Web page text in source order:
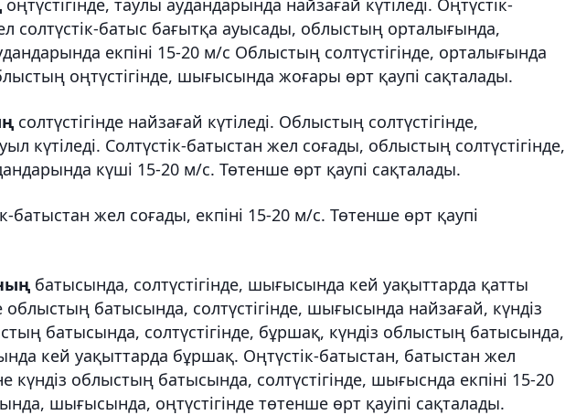
оңтүстігінде, таулы аудандарында найзағай күтіледі. Оңтүстік-
солтүстік-батыс бағытқа ауысады, облыстың орталығында,
екпіні 15-20 м/с Облыстың солтүстігінде, орталығында
оңтүстігінде, шығысында жоғары өрт қаупі сақталады.
солтүстігінде найзағай күтіледі. Облыстың солтүстігінде,
күтіледі. Солтүстік-батыстан жел соғады, облыстың солтүстігінде,
күші 15-20 м/с. Төтенше өрт қаупі сақталады.
батыстан жел соғады, екпіні 15-20 м/с. Төтенше өрт қаупі
батысында, солтүстігінде, шығысында кей уақыттарда қатты
батысында, солтүстігінде, шығысында найзағай, күндіз
батысында, солтүстігінде, бұршақ, күндіз облыстың батысында,
кей уақыттарда бұршақ. Оңтүстік-батыстан, батыстан жел
күндіз облыстың батысында, солтүстігінде, шығыснда екпіні 15-20
шығысында, оңтүстігінде төтенше өрт қауіпі сақталады.